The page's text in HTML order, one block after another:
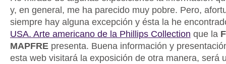
y, en general, me ha parecido muy pobre. Pero,
siempre hay alguna excepción y ésta la he
USA. Arte americano de la Phillips Collection que la
MAPFREpresenta. Buena información y
esta web visitará la exposición de otra manera, será